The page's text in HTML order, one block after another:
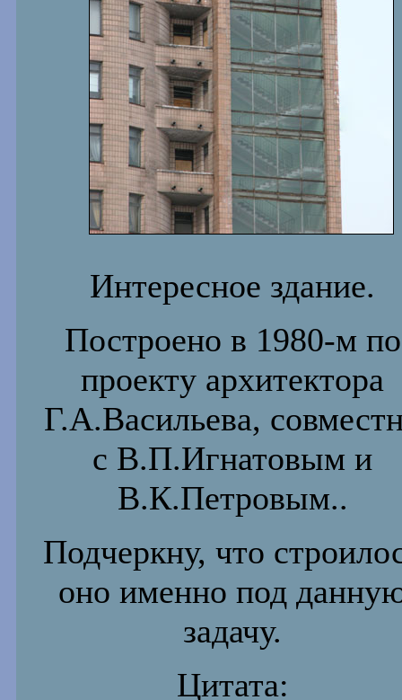
Интересное здание.
Построено в 1980-м по
проекту архитектора
Г.А.Васильева,
с В.П.Игнатовым и
В.К.Петровым..
Подчеркну, что
оно именно под
задачу.
Цитата: